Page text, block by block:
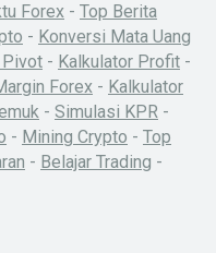
Forex - Top Berita
- Konversi Mata Uang
Pivot - Kalkulator Profit -
Forex - Kalkulator
- Simulasi KPR -
- Mining Crypto - Top
- Belajar Trading -